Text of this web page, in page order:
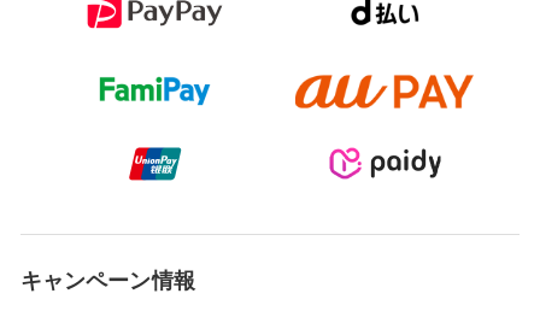
キャンペーン情報